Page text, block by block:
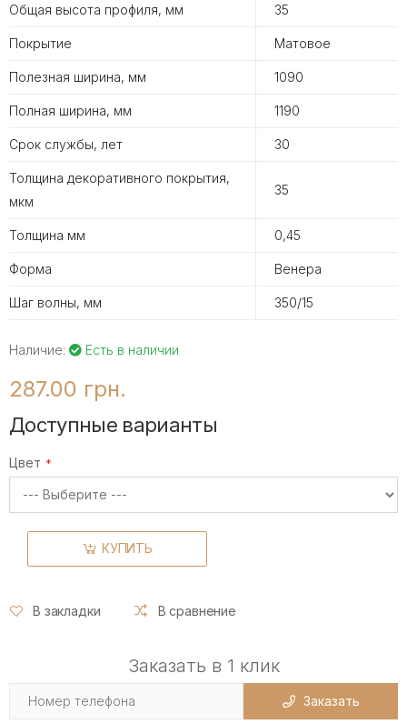
Общая высота профиля, мм 35
Покрытие Матовое
Полезная ширина, мм 1090
Полная ширина, мм 1190
Срок службы, лет 30
Толщина декоративного покрытия,
мкм
35
Толщина мм 0,45
Форма Венера
Шаг волны, мм 350/15
Наличие: Есть в наличии
287.00 грн.
Доступные варианты
Цвет
КУПИТЬ
В закладки В сравнение
Заказать в 1 клик
Заказать